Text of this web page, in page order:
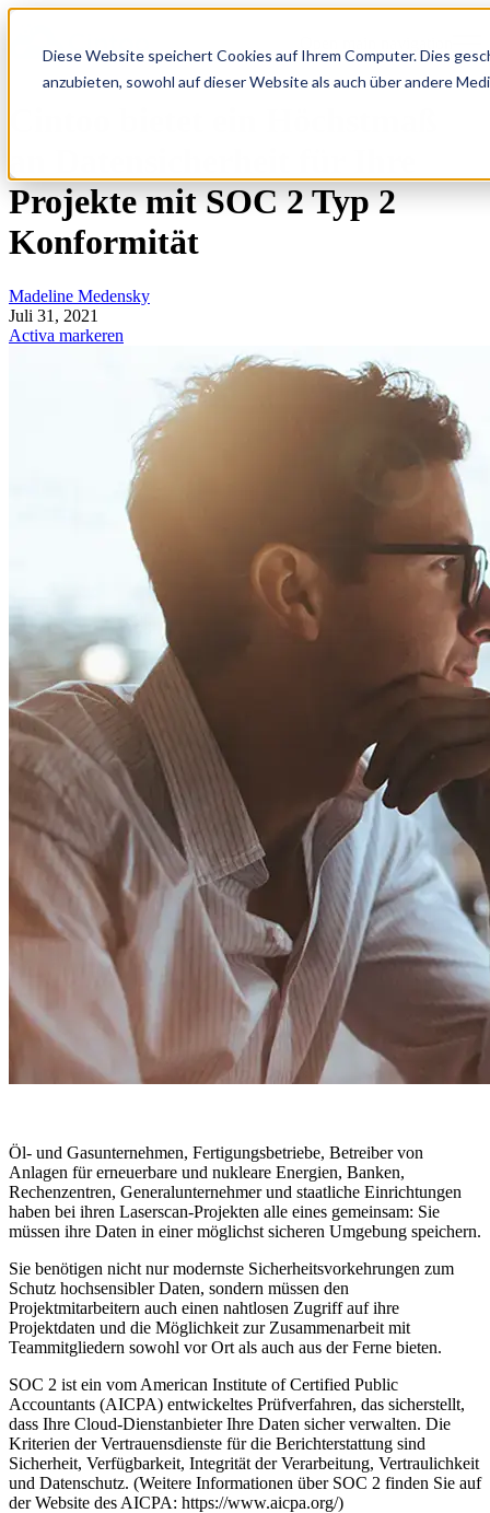
Diese Website speichert Cookies auf Ihrem Computer. Dies
anzubieten, sowohl auf dieser Website als auch über andere
Projekte mit SOC 2 Typ 2
Konformität
Madeline Medensky
Juli 31, 2021
Activa markeren
Öl- und Gasunternehmen, Fertigungsbetriebe, Betreiber von
Anlagen für erneuerbare und nukleare Energien, Banken,
Rechenzentren, Generalunternehmer und staatliche Einrichtungen
haben bei ihren Laserscan-Projekten alle eines gemeinsam: Sie
müssen ihre Daten in einer möglichst sicheren Umgebung speichern.
Sie benötigen nicht nur modernste Sicherheitsvorkehrungen zum
Schutz hochsensibler Daten, sondern müssen den
Projektmitarbeitern auch einen nahtlosen Zugriff auf ihre
Projektdaten und die Möglichkeit zur Zusammenarbeit mit
Teammitgliedern sowohl vor Ort als auch aus der Ferne bieten.
SOC 2 ist ein vom American Institute of Certified Public
Accountants (AICPA) entwickeltes Prüfverfahren, das sicherstellt,
dass Ihre Cloud-Dienstanbieter Ihre Daten sicher verwalten. Die
Kriterien der Vertrauensdienste für die Berichterstattung sind
Sicherheit, Verfügbarkeit, Integrität der Verarbeitung, Vertraulichkeit
und Datenschutz. (Weitere Informationen über SOC 2 finden Sie auf
der Website des AICPA: https://www.aicpa.org/)